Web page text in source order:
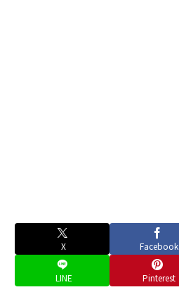
X Facebook
LINE Pinterest